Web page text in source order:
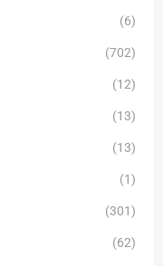
(6)
(702)
(12)
(13)
(13)
(1)
(301)
(62)